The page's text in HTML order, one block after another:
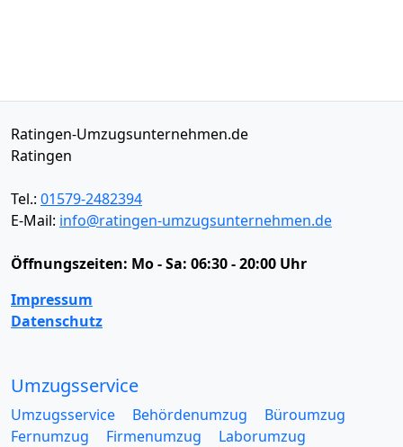
Ratingen-Umzugsunternehmen.de
Ratingen
Tel.: 01579-2482394
E-Mail: info@ratingen-umzugsunternehmen.de
Öffnungszeiten: Mo - Sa: 06:30 - 20:00 Uhr
Impressum
Datenschutz
Umzugsservice
Umzugsservice Behördenumzug
Büroumzug
Fernumzug
Firmenumzug
Laborumzug